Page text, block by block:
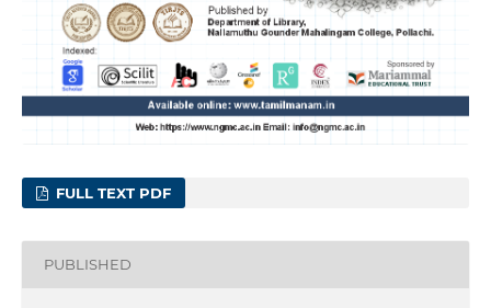
FULL TEXT PDF
PUBLISHED